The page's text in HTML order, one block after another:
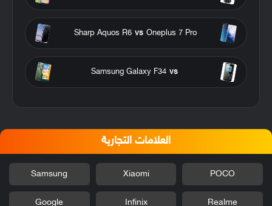
Oneplus 7 Pro
vs
Sharp Aquos R6
vs
Samsung Galaxy F34
العلامات التجارية
POCO
Xiaomi
Samsung
Realme
Infinix
Google